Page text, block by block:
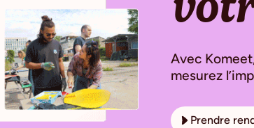
Avec
mesurez
Prendre